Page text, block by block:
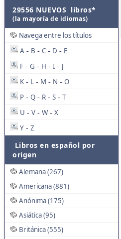
29556 NUEVOS libros*
(la mayoría de idiomas)
Navega entre los títulos
A - B - C - D - E
F - G - H - I - J
K - L - M - N - O
P - Q - R - S - T
U - V - W - X
Y - Z
Libros en español por
origen
Alemana (267)
Americana (881)
Anónima (175)
Asiática (95)
Británica (555)